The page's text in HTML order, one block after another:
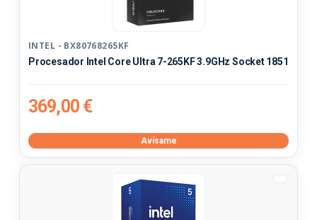
INTEL - BX80768265KF
Procesador Intel Core Ultra 7-265KF 3.9GHz Socket 1851
369,00 €
Avísame